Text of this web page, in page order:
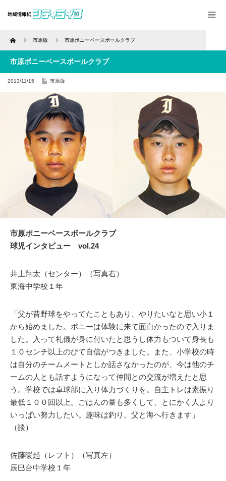
Home 市原版 市原ポニーベースボールクラブ
市原ポニーベースボールクラブ
2013/11/15 市原版
市原ポニーベースボールクラブ
球児インタビュー vol.24
井上翔太（センター）（写真右）
東海中学校１年
「父が昔野球をやってたこともあり、やりたいなと思い小１
から始めました。ポニーは体験に来て面白かったので入りま
した。入って礼儀が身に付いたと思うし体力もついて身長も
１０センチ以上のびて自信がつきました。また、小学校の時
は自分のチームメートとしか話さなかったのが、今は他のチ
ームの人とも話すようになって仲間との交流が増えたと思
う。学校では卓球部に入り体力づくりを。自主トレは素振り
最低１００回以上。ごはんの量も多くして、とにかく人より
いっぱい努力したい。趣味は釣り。父と海へ行きます」
（談）
佐藤暖起（レフト）（写真左）
辰巳台中学校１年